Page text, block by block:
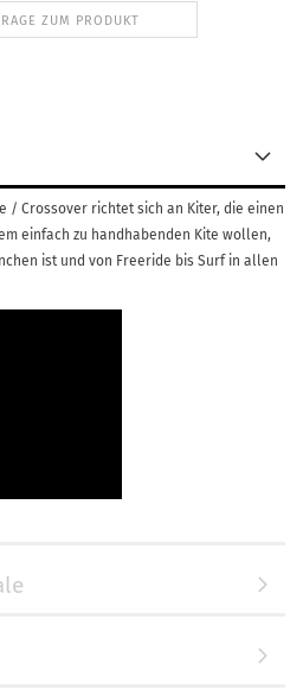
ZUM PRODUKT
/ Crossover richtet sich an Kiter, die einen
einfach zu handhabenden Kite wollen,
ist und von Freeride bis Surf in allen